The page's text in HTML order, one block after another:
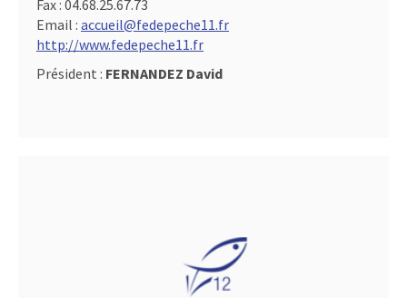
Fax : 04.68.25.67.73
Email : accueil@fedepeche11.fr
http://www.fedepeche11.fr
Président : FERNANDEZ David